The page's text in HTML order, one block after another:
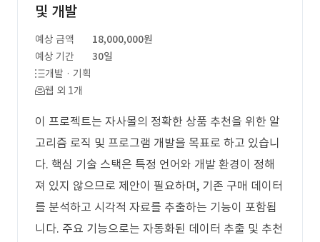
및 개발
예상 금액
18,000,000원
예상 기간
30일
개발 · 기획
웹 외 1개
이 프로젝트는 자사몰의 정확한 상품 추천을 위한 알
고리즘 로직 및 프로그램 개발을 목표로 하고 있습니
다. 핵심 기술 스택은 특정 언어와 개발 환경이 정해
져 있지 않으므로 제안이 필요하며, 기존 구매 데이터
를 분석하고 시각적 자료를 추출하는 기능이 포함됩
니다. 주요 기능으로는 자동화된 데이터 추출 및 추천